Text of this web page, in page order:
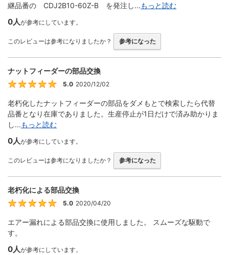
継品番の CDJ2B10-60Z-B を発注し...もっと読む
0人が参考にしています。
このレビューは参考になりましたか？ 参考になった
ナットフィーダーの部品交換
5
5.0 2020/12/02
老朽化したナットフィーダーの部品をダメもとで検索したら代替
品番となり在庫でありました。生産停止が1日だけで済み助かりま
し...もっと読む
0人が参考にしています。
このレビューは参考になりましたか？ 参考になった
老朽化による部品交換
5
5.0 2020/04/20
エアー漏れによる部品交換に使用しました。 スムーズな駆動で
す。
0人が参考にしています。